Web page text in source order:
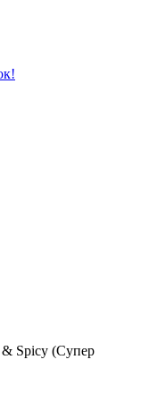
Spicy (Супер